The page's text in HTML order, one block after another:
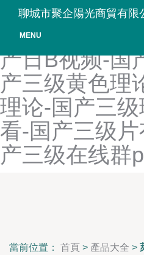
国产人妖tscd
操逼-国产人
产日B视频-国
产三级黄色理
理论-国产三
看-国产三级
产三级在线群p
聊城市聚企陽光商貿有限
MENU
當前位置： 首頁 > 產品大全 >